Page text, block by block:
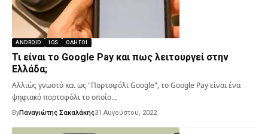
ANDROID IOS ΟΔΗΓΟΊ
Τι είναι το Google Pay και πως λειτουργεί στην
Ελλάδα;
Αλλιώς γνωστό και ως "Πορτοφόλι Google", το Google Pay είναι ένα
ψηφιακό πορτοφόλι το οποίο…
ByΠαναγιώτης Σακαλάκης31 Αυγούστου, 2022